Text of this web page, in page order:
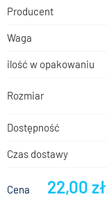
Producent
Waga
ilość w opakowaniu
Rozmiar
Dostępność
Czas dostawy
Cena 22,00 zł